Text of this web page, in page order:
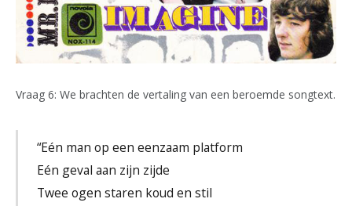
Vraag 6: We brachten de vertaling van een beroemde songtext.
“Eén man op een eenzaam platform
Eén geval aan zijn zijde
Twee ogen staren koud en stil